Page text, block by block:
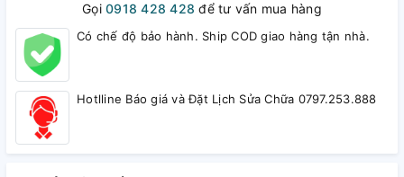
Gọi0918 428 428 để tư vấn mua hàng
Có chế độ bảo hành. Ship COD giao hàng tận nhà.
Hotlline Báo giá và Đặt Lịch Sửa Chữa 0797.253.888